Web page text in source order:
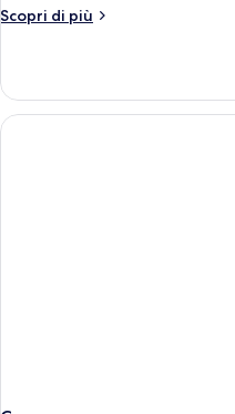
Scopri di più
Altri
quadrupla